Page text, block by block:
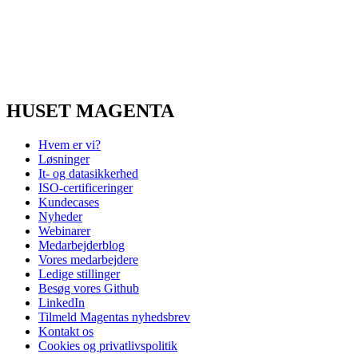
HUSET MAGENTA
Hvem er vi?
Løsninger
It- og datasikkerhed
ISO-certificeringer
Kundecases
Nyheder
Webinarer
Medarbejderblog
Vores medarbejdere
Ledige stillinger
Besøg vores Github
LinkedIn
Tilmeld Magentas nyhedsbrev
Kontakt os
Cookies og privatlivspolitik